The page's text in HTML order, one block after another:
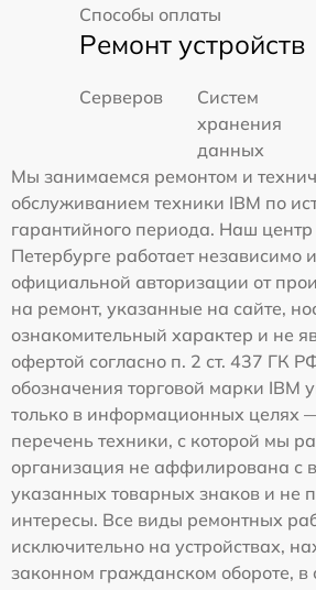
Способы оплаты
Ремонт устройств
Серверов
Систем
хранения
данных
Мы занимаемся ремонтом и
обслуживанием техники IBM по
гарантийного периода. Наш
Петербурге работает независимо
официальной авторизации от
на ремонт, указанные на сайте,
ознакомительный характер и не
офертой согласно п. 2 ст. 437 ГК
обозначения торговой марки IBM
только в информационных целях
перечень техники, с которой мы
организация не аффилирована с
указанных товарных знаков и не
интересы. Все виды ремонтных
исключительно на устройствах,
законном гражданском обороте, в